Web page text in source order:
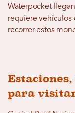
Waterpocket
requiere vehículos
recorrer estos
para